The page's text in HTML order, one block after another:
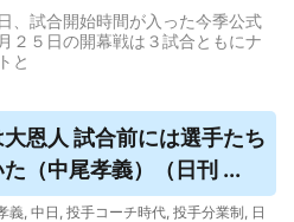
、試合開始時間が入った今季公式
２５日の開幕戦は３試合ともにナ
と
恩人 試合前には選手たち
（中尾孝義）（日刊 ...
義, 中日 , 投手コーチ時代, 投手分業制, 日